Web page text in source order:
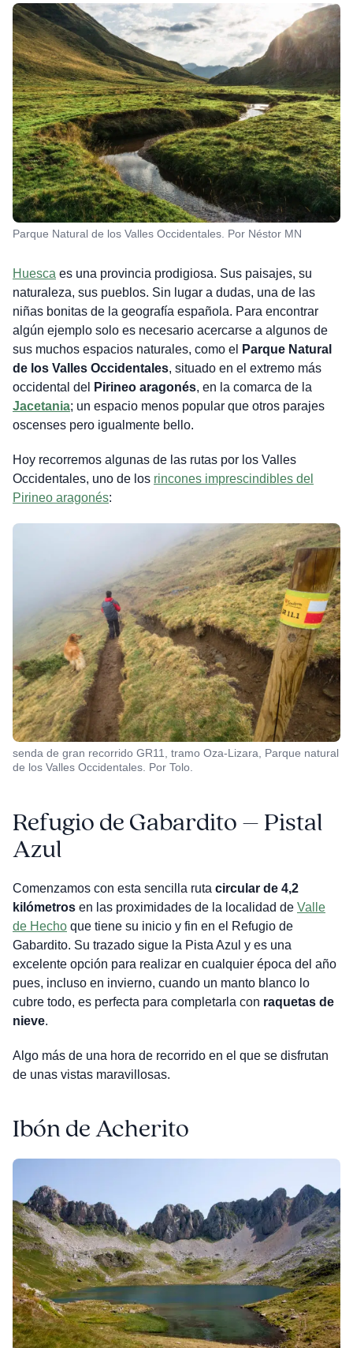
Parque Natural de los Valles Occidentales. Por Néstor MN
Huesca es una provincia prodigiosa. Sus paisajes, su
naturaleza, sus pueblos. Sin lugar a dudas, una de las
niñas bonitas de la geografía española. Para encontrar
algún ejemplo solo es necesario acercarse a algunos de
sus muchos espacios naturales, como el
Parque Natural
de los Valles Occidentales, situado en el extremo más
occidental del
Pirineo aragonés, en la comarca de la
Jacetania; un espacio menos popular que otros parajes
oscenses pero igualmente bello.
Hoy recorremos algunas de las rutas por los Valles
Occidentales, uno de los rincones imprescindibles del
Pirineo aragonés:
senda de gran recorrido GR11, tramo Oza-Lizara, Parque natural
de los Valles Occidentales. Por Tolo.
Refugio de Gabardito – Pistal
Azul
Comenzamos con esta sencilla ruta circular de 4,2
kilómetrosen las proximidades de la localidad de Valle
de Hechoque tiene su inicio y fin en el Refugio de
Gabardito. Su trazado sigue la Pista Azul y es una
excelente opción para realizar en cualquier época del año
pues, incluso en invierno, cuando un manto blanco lo
cubre todo, es perfecta para completarla con raquetas de
nieve.
Algo más de una hora de recorrido en el que se disfrutan
de unas vistas maravillosas.
Ibón de Acherito